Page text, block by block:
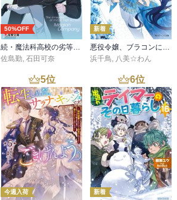
50%OFF
続・魔法科高校の劣等生 メイジアン・カンパニー(11)
佐島勤, 石田可奈
新着
悪役令嬢、ブラコンにジョブチェンジします９【電子特典付き】
浜千鳥, 八美☆わん
5位
今週入荷
6位
新着